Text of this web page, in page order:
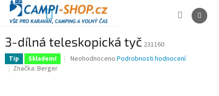
Přejít
obsah
NÁKUPNÍ
3-dílná teleskopická tyč 231160
Tip Skladem!
Průměrné
Neohodnoceno Podrobnosti hodnocení
Značka: Berger